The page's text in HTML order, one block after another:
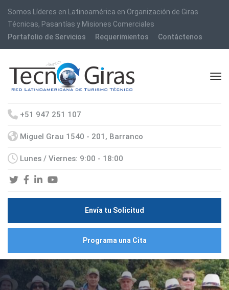
Somos Líderes en Latinoamérica en Organización de Giras
Técnicas, Pasantías y Misiones Comerciales
Portafolio de Servicios
Requerimientos Contáctenos
+51 947 251 107
Miguel Grau 1540 - 201, Barranco
Lunes / Viernes: 9:00 - 18:00
Envía tu Solicitud
Programa una Cita